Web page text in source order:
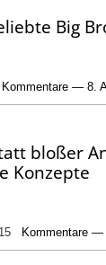
Big
Kommentare — 8.
bloßer
Konzepte
15 Kommentare —